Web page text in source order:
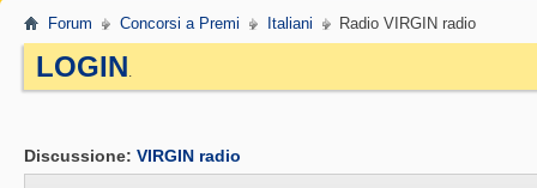
Forum Concorsi a Premi Italiani Radio VIRGIN radio
LOGIN.
Discussione: VIRGIN radio